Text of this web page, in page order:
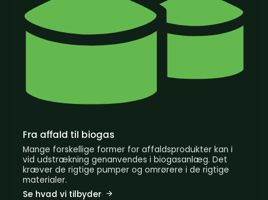
Fra affald til biogas
Mange forskellige former for affaldsprodukter kan i
vid udstrækning genanvendes i biogasanlæg. Det
kræver de rigtige pumper og omrørere i de rigtige
materialer.
Se hvad vi tilbyder